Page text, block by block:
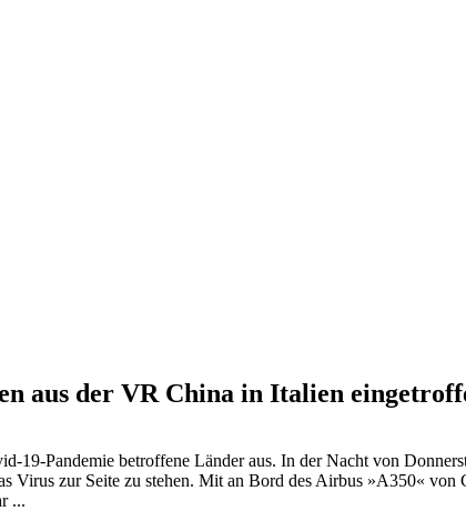
aus der VR China in Italien
19-Pandemie betroffene Länder aus. In der Nacht von
Virus zur Seite zu stehen. Mit an Bord des Airbus »A350«
...